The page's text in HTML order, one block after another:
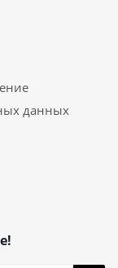
данных